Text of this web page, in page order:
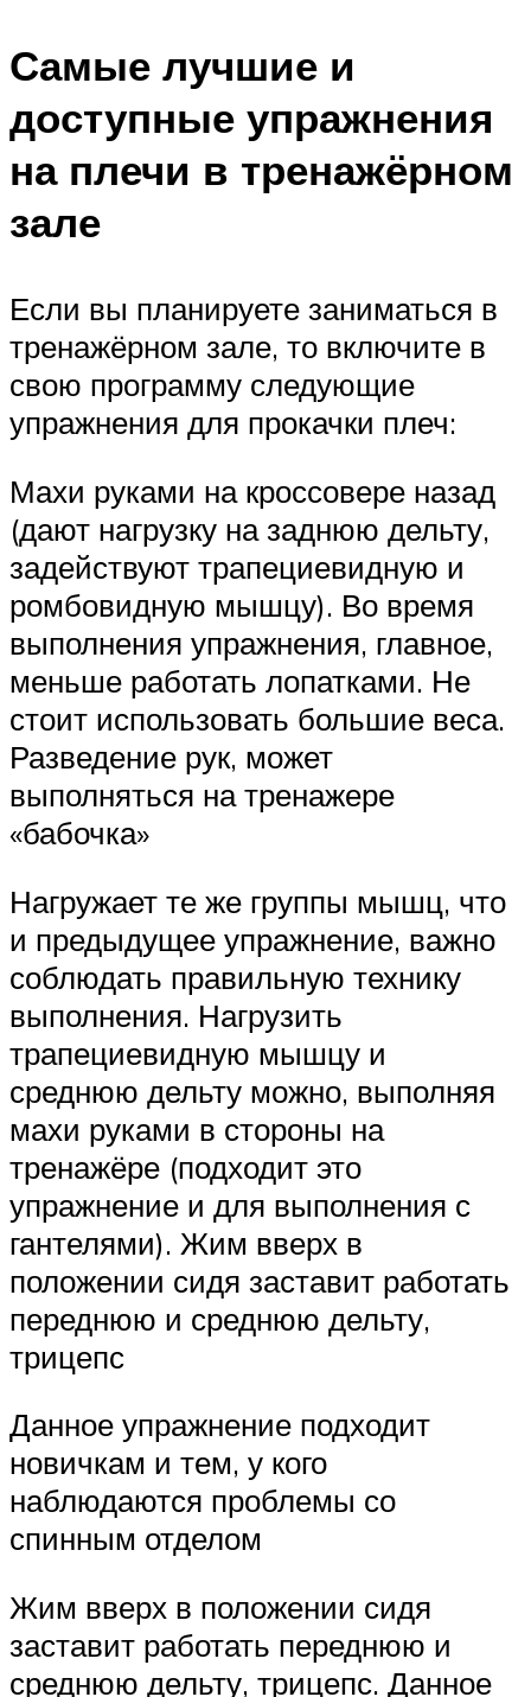
Самые лучшие и
доступные упражнения
на плечи в тренажёрном
зале
Если вы планируете заниматься в
тренажёрном зале, то включите в
свою программу следующие
упражнения для прокачки плеч:
Махи руками на кроссовере назад
(дают нагрузку на заднюю дельту,
задействуют трапециевидную и
ромбовидную мышцу). Во время
выполнения упражнения, главное,
меньше работать лопатками. Не
стоит использовать большие веса.
Разведение рук, может
выполняться на тренажере
«бабочка»
Нагружает те же группы мышц, что
и предыдущее упражнение, важно
соблюдать правильную технику
выполнения. Нагрузить
трапециевидную мышцу и
среднюю дельту можно, выполняя
махи руками в стороны на
тренажёре (подходит это
упражнение и для выполнения с
гантелями). Жим вверх в
положении сидя заставит работать
переднюю и среднюю дельту,
трицепс
Данное упражнение подходит
новичкам и тем, у кого
наблюдаются проблемы со
спинным отделом
Жим вверх в положении сидя
заставит работать переднюю и
среднюю дельту, трицепс. Данное